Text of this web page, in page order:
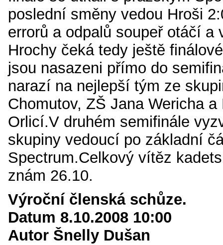
poslední směny vedou Hroši
errorů a odpalů soupeř otáčí a
Hrochy čeká tedy ještě
jsou nasazeni přímo do
narazí na nejlepší tým ze
Chomutov, ZŠ Jana Wericha
Orlicí.V druhém semifinále
skupiny vedoucí po základní
Spectrum.Celkový vítěz
znám 26.10.
Výroční členská schůze.
Datum 8.10.2008 10:00
Autor Šnelly Dušan